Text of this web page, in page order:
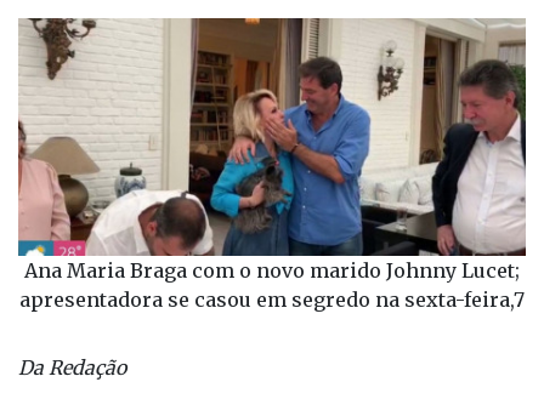
Ana Maria Braga com o novo marido Johnny Lucet;
apresentadora se casou em segredo na sexta-feira,7
Da Redação